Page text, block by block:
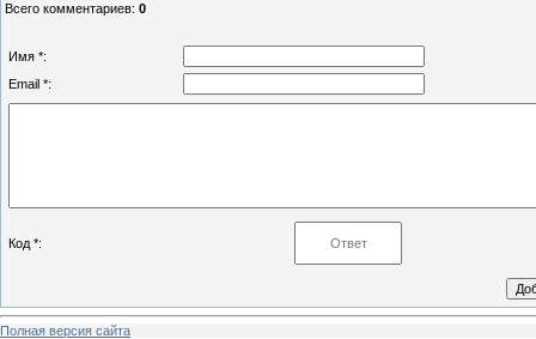
Всего комментариев: 0
Имя *:
Email *:
Код *:
Полная версия сайта